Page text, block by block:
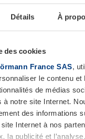
Détails À
des cookies
France SAS,
le contenu et
de médias
notre site Internet.
des informations
Internet à nos
la publicité et